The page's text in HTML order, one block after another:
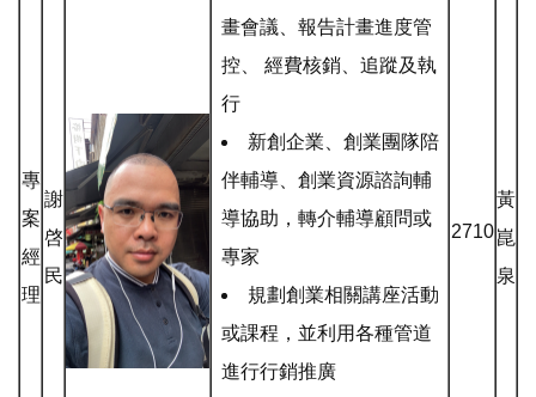
專
案
經
理
謝
啓
民
畫會議、報告計畫進度管
控、 經費核銷、追蹤及執
行
新創企業、創業團隊陪
伴輔導、創業資源諮詢輔
導協助，轉介輔導顧問或
專家
規劃創業相關講座活動
或課程，並利用各種管道
進行行銷推廣
2710
黃
崑
泉